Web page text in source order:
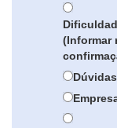
(Informar